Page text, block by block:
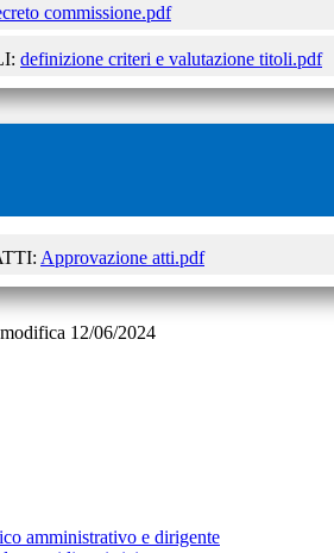
commissione.pdf
definizione criteri e valutazione titoli.pdf
Approvazione atti.pdf
12/06/2024
amministrativo e dirigente